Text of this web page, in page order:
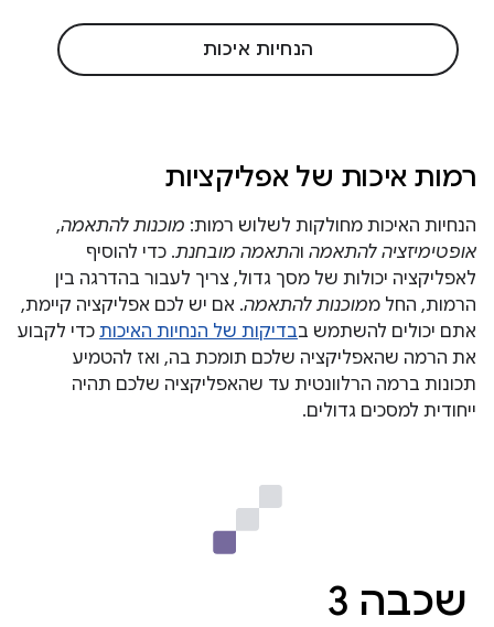
הנחיות איכות
רמות איכות של אפליקציות
הנחיות האיכות מחולקות לשלוש רמות: מוכנות להתאמה,
אופטימיזציה להתאמה והתאמה מובחנת. כדי להוסיף
לאפליקציה יכולות של מסך גדול, צריך לעבור בהדרגה בין
הרמות, החל ממוכנות להתאמה. אם יש לכם אפליקציה קיימת,
אתם יכולים להשתמש בבדיקות של הנחיות האיכות כדי לקבוע
את הרמה שהאפליקציה שלכם תומכת בה, ואז להטמיע
תכונות ברמה הרלוונטית עד שהאפליקציה שלכם תהיה
ייחודית למסכים גדולים.
שכבה 3